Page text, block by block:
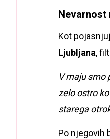
Nevarnost
Kot
Ljubljana,
V maju smo
zelo ostro
starega
Po njegovih